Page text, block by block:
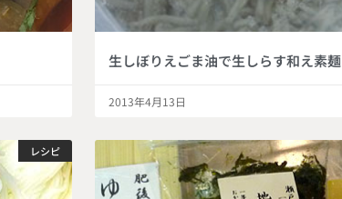
生しぼりえごま油で生しらす和え素麺
2013年4月13日
レシピ